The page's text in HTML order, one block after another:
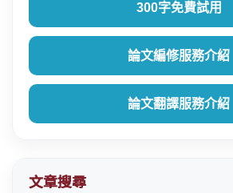
300字免費試用
論文編修服務介紹
論文翻譯服務介紹
文章搜尋